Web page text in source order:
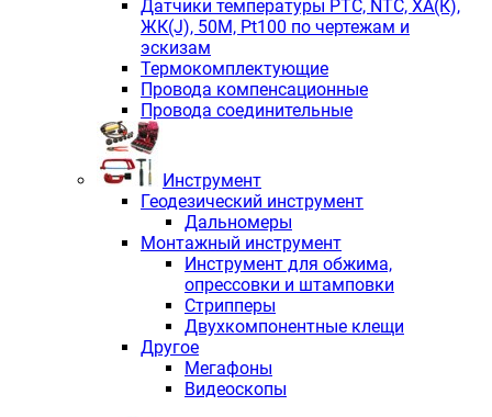
Датчики температуры PTС, NTC, ХА(К),
ЖК(J), 50М, Pt100 по чертежам и
эскизам
Термокомплектующие
Провода компенсационные
Провода соединительные
Инструмент
Геодезический инструмент
Дальномеры
Монтажный инструмент
Инструмент для обжима,
опрессовки и штамповки
Стрипперы
Двухкомпонентные клещи
Другое
Мегафоны
Видеоскопы